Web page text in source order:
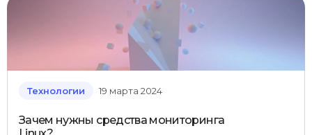
Технологии 19 марта 2024
Зачем нужны средства мониторинга